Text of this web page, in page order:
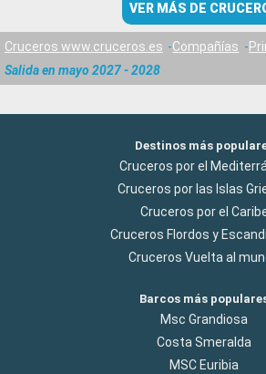
VER MÁS DE
Cruceros www.cruceros.es Compañías
Salida en mayo 2027 - 2028
Destinos más
Cruceros por el
Cruceros por las Islas
Cruceros por el
Cruceros Flordos y
Cruceros Vuelta al
Barcos más
Msc Grandiosa
Costa Smeralda
MSC Euribia